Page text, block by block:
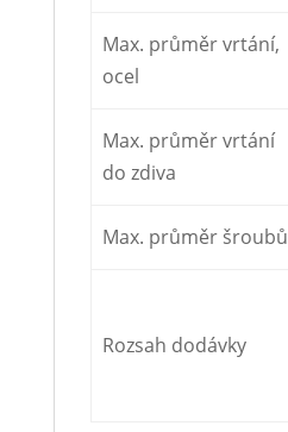
Max. průměr vrtání,
ocel
Max. průměr vrtání
do zdiva
Max. průměr šroubů
Rozsah dodávky